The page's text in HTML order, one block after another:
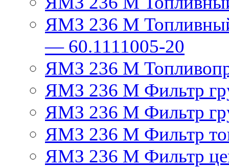
ЯМЗ 236 М
— 60.1111005-20
ЯМЗ 236 М
ЯМЗ 236 М Фильтр
ЯМЗ 236 М Фильтр
ЯМЗ 236 М Фильтр
ЯМЗ 236 М Фильтр